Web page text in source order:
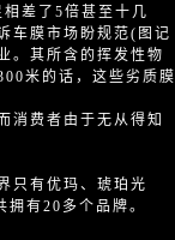
差了5倍甚至十几
车膜市场盼规范(图记
。其所含的挥发性物
米的话，这些劣质膜
费者由于无从得知
只有优玛、琥珀光
有20多个品牌。